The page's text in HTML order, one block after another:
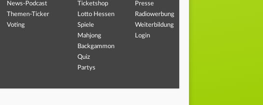
News-Podcast
Themen-Ticker
Voting
Ticketshop
Lotto Hessen
Spiele
Mahjong
Backgammon
Quiz
Partys
Presse
Radiowerbung
Weiterbildung
Login